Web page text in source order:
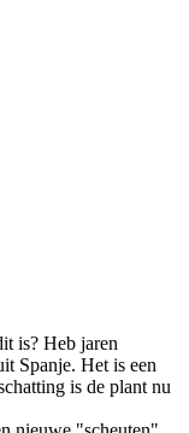
is? Heb jaren
Spanje. Het is een
is de plant nu